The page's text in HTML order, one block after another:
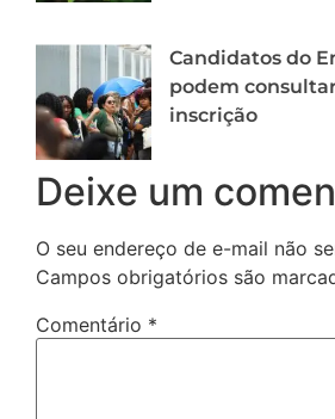
Candidatos do
podem
inscrição
Deixe um
O seu endereço de e-mail não
Campos obrigatórios são
Comentário *